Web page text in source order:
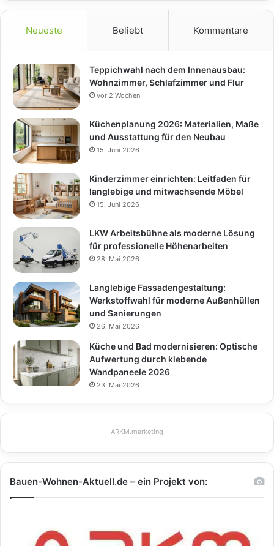
Neueste Beliebt Kommentare
Teppichwahl nach dem Innenausbau:
Wohnzimmer, Schlafzimmer und Flur
vor 2 Wochen
Küchenplanung 2026: Materialien, Maße
und Ausstattung für den Neubau
15. Juni 2026
Kinderzimmer einrichten: Leitfaden für
langlebige und mitwachsende Möbel
15. Juni 2026
LKW Arbeitsbühne als moderne Lösung
für professionelle Höhenarbeiten
28. Mai 2026
Langlebige Fassadengestaltung:
Werkstoffwahl für moderne Außenhüllen
und Sanierungen
26. Mai 2026
Küche und Bad modernisieren: Optische
Aufwertung durch klebende
Wandpaneele 2026
23. Mai 2026
ARKM.marketing
Bauen-Wohnen-Aktuell.de – ein Projekt von: